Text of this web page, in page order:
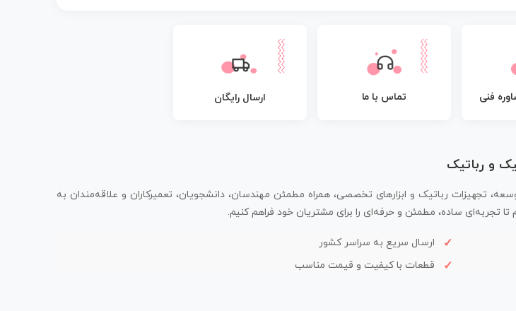
فنی تماس با ما ارسال رایگان
و رباتیک
تجهیزات رباتیک و ابزارهای تخصصی، همراه مطمئن مهندسان، دانشجویان، تعمیرکاران و علاقه‌مندان به
ساده، مطمئن و حرفه‌ای را برای مشتریان خود فراهم کنیم.
ارسال سریع به سراسر کشور
قطعات با کیفیت و قیمت مناسب